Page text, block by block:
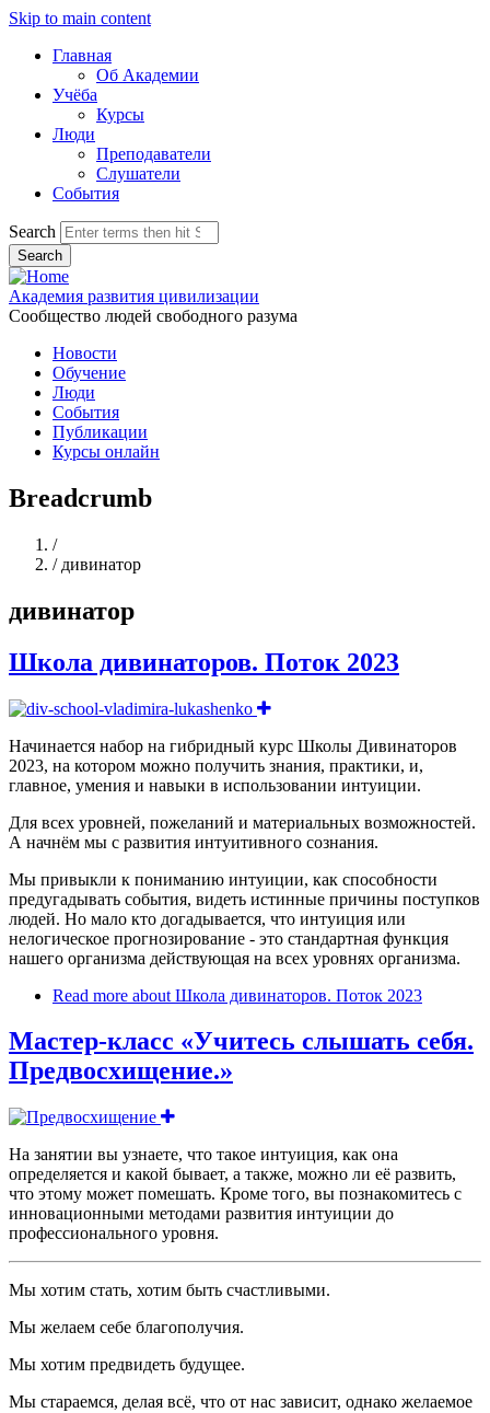
Skip to main content
Главная
Об Академии
Учёба
Курсы
Люди
Преподаватели
Слушатели
События
Search
Академия развития цивилизации
Сообщество людей свободного разума
Новости
Обучение
Люди
События
Публикации
Курсы онлайн
Breadcrumb
/Home
/ дивинатор
дивинатор
Школа дивинаторов. Поток 2023
Начинается набор на гибридный курс Школы Дивинаторов
2023, на котором можно получить знания, практики, и,
главное, умения и навыки в использовании интуиции.
Для всех уровней, пожеланий и материальных возможностей.
А начнём мы с развития интуитивного сознания.
Мы привыкли к пониманию интуиции, как способности
предугадывать события, видеть истинные причины поступков
людей. Но мало кто догадывается, что интуиция или
нелогическое прогнозирование - это стандартная функция
нашего организма действующая на всех уровнях организма.
Read more about Школа дивинаторов. Поток 2023
Мастер-класс «Учитесь слышать себя.
Предвосхищение.»
На занятии вы узнаете, что такое интуиция, как она
определяется и какой бывает, а также, можно ли её развить,
что этому может помешать. Кроме того, вы познакомитесь с
инновационными методами развития интуиции до
профессионального уровня.
Мы хотим стать, хотим быть счастливыми.
Мы желаем себе благополучия.
Мы хотим предвидеть будущее.
Мы стараемся, делая всё, что от нас зависит, однако желаемое